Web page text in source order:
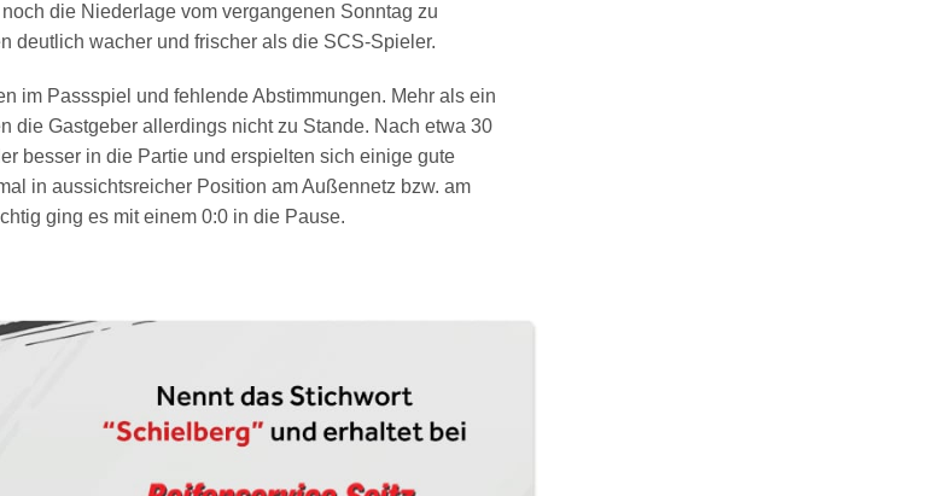
die Niederlage vom vergangenen Sonntag zu
deutlich wacher und frischer als die SCS-Spieler.
im Passspiel und fehlende Abstimmungen. Mehr als ein
die Gastgeber allerdings nicht zu Stande. Nach etwa 30
besser in die Partie und erspielten sich einige gute
in aussichtsreicher Position am Außennetz bzw. am
ging es mit einem 0:0 in die Pause.